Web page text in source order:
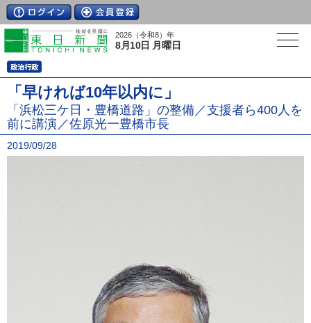
2026（令和8）年
8月10日 月曜日
「早ければ10年以内に」
「浜松三ケ日・豊橋道路」の整備／支援者ら400人を
前に講演／佐原光一豊橋市長
2019/09/28